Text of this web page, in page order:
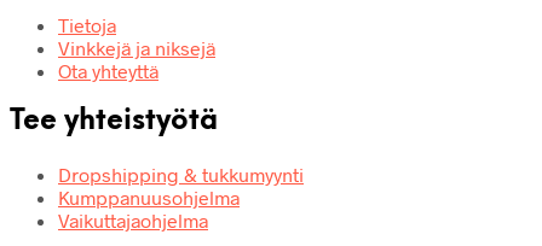
Tietoja
Vinkkejä ja niksejä
Ota yhteyttä
Tee yhteistyötä
Dropshipping & tukkumyynti
Kumppanuusohjelma
Vaikuttajaohjelma